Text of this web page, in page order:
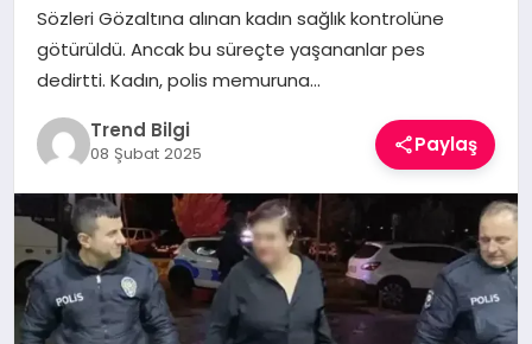
Sözleri Gözaltına alınan kadın sağlık kontrolüne
götürüldü. Ancak bu süreçte yaşananlar pes
dedirtti. Kadın, polis memuruna…
Trend Bilgi
08 Şubat 2025 Paylaş